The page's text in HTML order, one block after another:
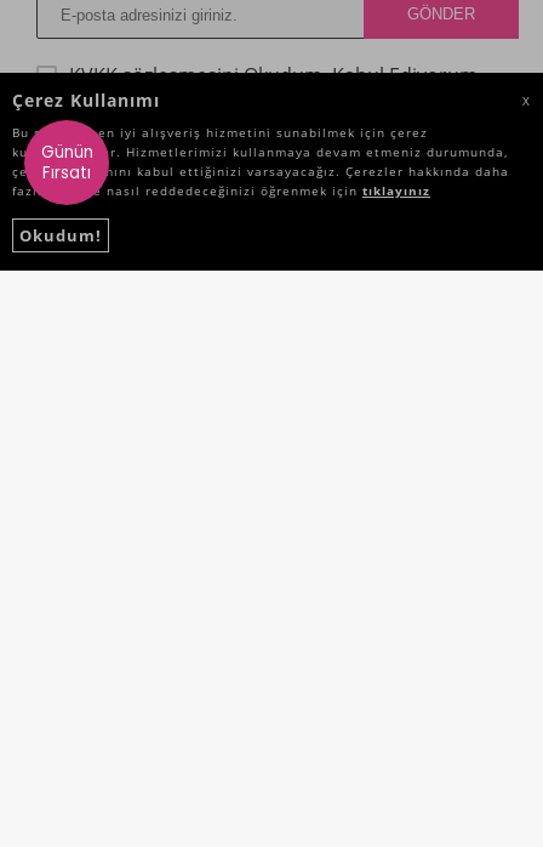
KVKK sözleşmesiniOkudum, Kabul Ediyorum.
KATEGORILER
ÖNEMLI BILGILER
Çerez Kullanımı
X
Bu site size en iyi alışveriş hizmetini sunabilmek için çerez
kullanmaktadır. Hizmetlerimizi kullanmaya devam etmeniz durumunda,
çerez kullanımını kabul ettiğinizi varsayacağız. Çerezler hakkında daha
fazla bilgi ve nasıl reddedeceğinizi öğrenmek için tıklayınız
Okudum!
Günün
Fırsatı